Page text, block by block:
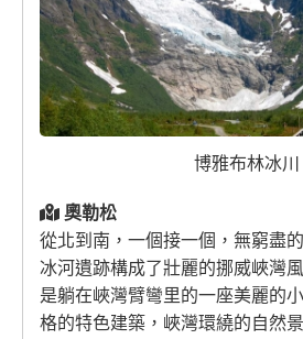
博雅布林冰川
奧勒松
從北到南，一個接一個，無窮盡
冰河遺跡構成了壯麗的挪威峽灣
是躺在峽灣臂彎里的一座美麗的
格的特色建築，峽灣環繞的自然